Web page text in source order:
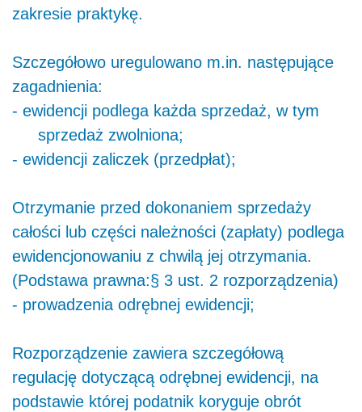
zakresie praktykę.
Szczegółowo uregulowano m.in. następujące
zagadnienia:
- ewidencji podlega każda sprzedaż, w tym
sprzedaż zwolniona;
- ewidencji zaliczek (przedpłat);
Otrzymanie przed dokonaniem sprzedaży
całości lub części należności (zapłaty) podlega
ewidencjonowaniu z chwilą jej otrzymania.
(Podstawa prawna:§ 3 ust. 2 rozporządzenia)
- prowadzenia odrębnej ewidencji;
Rozporządzenie zawiera szczegółową
regulację dotyczącą odrębnej ewidencji, na
podstawie której podatnik koryguje obrót